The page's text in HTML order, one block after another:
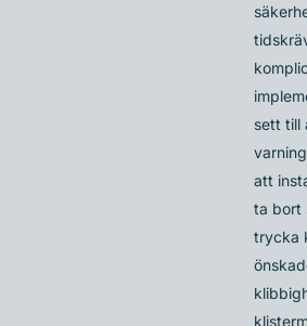
sett till
att
ta bort
trycka